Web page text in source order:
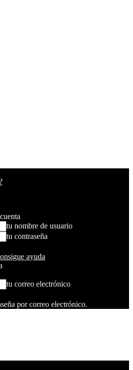
tu nombre de usuario
tu contraseña
ayuda
tu correo electrónico
por correo electrónico.